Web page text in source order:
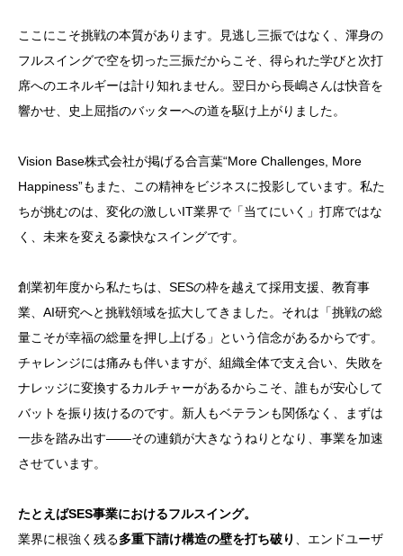
ここにこそ挑戦の本質があります。見逃し三振ではなく、渾身の
フルスイングで空を切った三振だからこそ、得られた学びと次打
席へのエネルギーは計り知れません。翌日から長嶋さんは快音を
響かせ、史上屈指のバッターへの道を駆け上がりました。
Vision Base株式会社が掲げる合言葉“More Challenges, More
Happiness”もまた、この精神をビジネスに投影しています。私た
ちが挑むのは、変化の激しいIT業界で「当てにいく」打席ではな
く、未来を変える豪快なスイングです。
創業初年度から私たちは、SESの枠を越えて採用支援、教育事
業、AI研究へと挑戦領域を拡大してきました。それは「挑戦の総
量こそが幸福の総量を押し上げる」という信念があるからです。
チャレンジには痛みも伴いますが、組織全体で支え合い、失敗を
ナレッジに変換するカルチャーがあるからこそ、誰もが安心して
バットを振り抜けるのです。新人もベテランも関係なく、まずは
一歩を踏み出す――その連鎖が大きなうねりとなり、事業を加速
させています。
たとえばSES事業におけるフルスイング。
業界に根強く残る多重下請け構造の壁を打ち破り
、エンドユーザ